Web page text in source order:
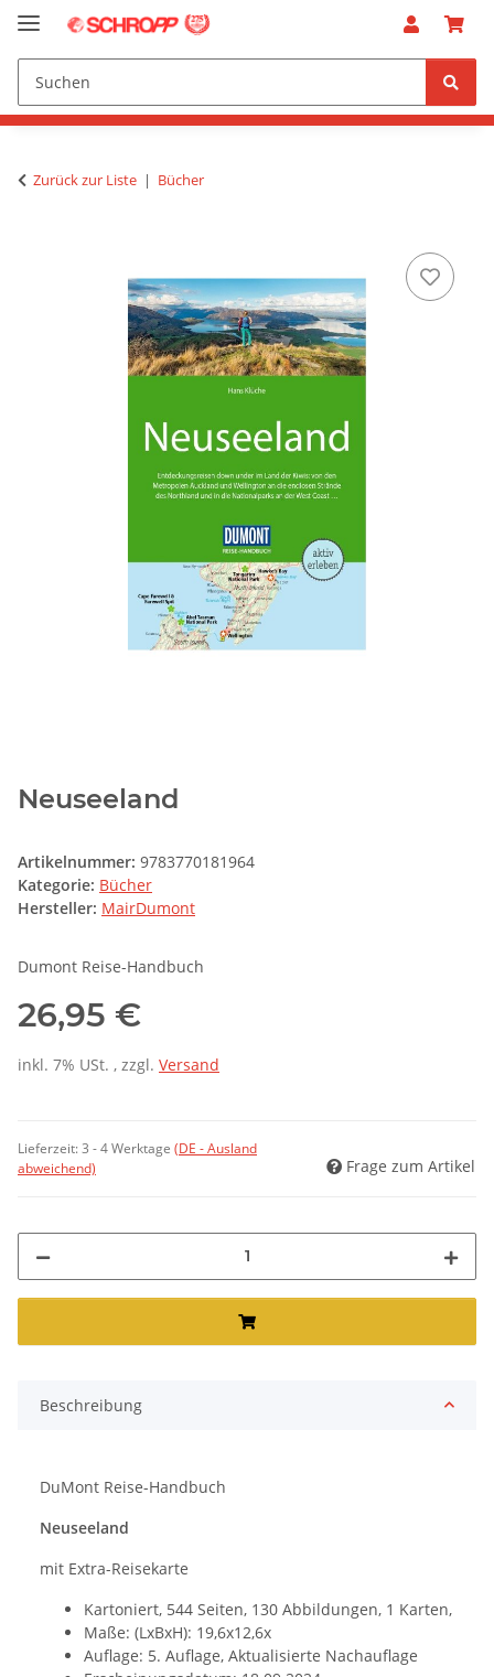
Zurück zur Liste Bücher
Neuseeland
Artikelnummer: 9783770181964
Kategorie: Bücher
Hersteller: MairDumont
Dumont Reise-Handbuch
26,95 €
inkl. 7% USt. , zzgl. Versand
Lieferzeit:3 - 4 Werktage (DE - Ausland
abweichend)
Frage zum Artikel
Beschreibung
DuMont Reise-Handbuch
Neuseeland
mit Extra-Reisekarte
Kartoniert, 544 Seiten, 130 Abbildungen, 1 Karten,
Maße: (LxBxH): 19,6x12,6x
Auflage: 5. Auflage, Aktualisierte Nachauflage